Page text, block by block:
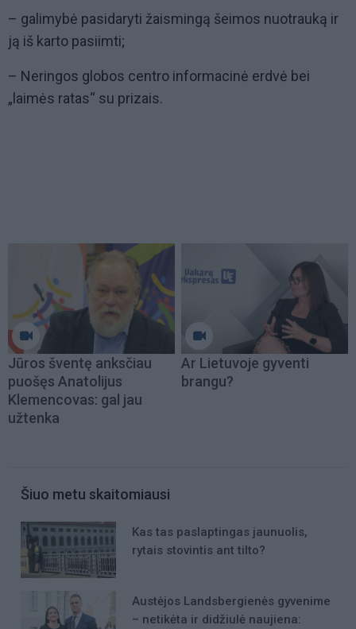
– galimybė pasidaryti žaismingą šeimos nuotrauką ir
ją iš karto pasiimti;
– Neringos globos centro informacinė erdvė bei
„laimės ratas“ su prizais.
Jūros šventę anksčiau
puošęs Anatolijus
Klemencovas: gal jau
užtenka
Ar Lietuvoje gyventi
brangu?
Šiuo metu skaitomiausi
Kas tas paslaptingas jaunuolis,
rytais stovintis ant tilto?
Austėjos Landsbergienės gyvenime
– netikėta ir didžiulė naujiena: